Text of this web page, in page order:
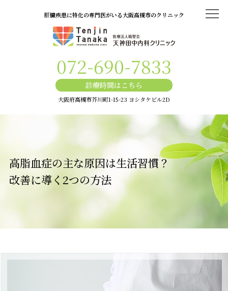
肝臓疾患に特化の専門医がいる大阪高槻市のクリニック
072-690-7833
診療時間はこちら
大阪府高槻市芥川町1-15-23 ヨシタケビル2D
医院概要・アクセス
よくある質問
自費診療の費用
40～60歳は要注意「生活習慣病」とは？
よくわかる肝臓疾患
肝臓がんの主な原因は慢性肝炎
高脂血症の主な原因は生活習慣？改善に導く2つの方法
急に止まるイビキは危険？睡眠時無呼吸症候群(SAS)
高脂血症の主な原因は生活習慣？
改善に導く2つの方法